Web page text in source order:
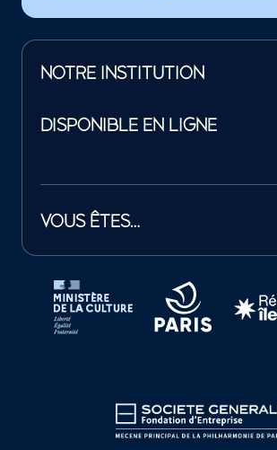
NOTRE INSTITUTION
DISPONIBLE EN LIGNE
VOUS ÊTES…
Tutelles et mécènes de la Philharmonie de Paris